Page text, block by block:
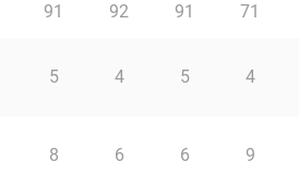
91 92 91 71
5 4 5 4
8 6 6 9